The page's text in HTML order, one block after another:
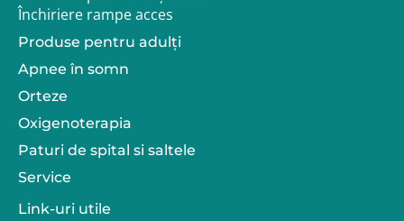
Închiriere rampe acces
Produse pentru adulţi
Apnee în somn
Orteze
Oxigenoterapia
Paturi de spital si saltele
Service
Link-uri utile